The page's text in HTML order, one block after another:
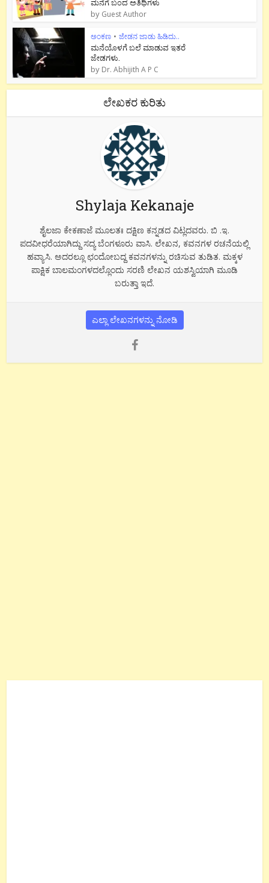
ಮನೆಗೆ ಬಂದ ಅತಿಥಿಗಳು
by Guest Author
ಅಂಕಣ • ಜೇಡನ ಜಾಡು ಹಿಡಿದು..
ಮನೆಯೊಳಗೆ ಬಲೆ ಮಾಡುವ ಇತರೆ
ಜೇಡಗಳು.
by Dr. Abhijith A P C
ಲೇಖಕರ ಕುರಿತು
Shylaja Kekanaje
ಶೈಲಜಾ ಕೇಕಣಾಜೆ ಮೂಲತಃ ದಕ್ಷಿಣ ಕನ್ನಡದ ವಿಟ್ಲದವರು. ಬಿ .ಇ.
ಪದವೀಧರೆಯಾಗಿದ್ದು ಸದ್ಯ ಬೆಂಗಳೂರು ವಾಸಿ. ಲೇಖನ, ಕವನಗಳ ರಚನೆಯಲ್ಲಿ
ಹವ್ಯಾಸಿ. ಅದರಲ್ಲೂ ಛಂದೋಬದ್ದ ಕವನಗಳನ್ನು ರಚಿಸುವ ತುಡಿತ. ಮಕ್ಕಳ
ಪಾಕ್ಷಿಕ ಬಾಲಮಂಗಳದಲ್ಲೊಂದು ಸರಣಿ ಲೇಖನ ಯಶಸ್ವಿಯಾಗಿ ಮೂಡಿ
ಬರುತ್ತಾ ಇದೆ.
ಎಲ್ಲಾ ಲೇಖನಗಳನ್ನು ನೋಡಿ